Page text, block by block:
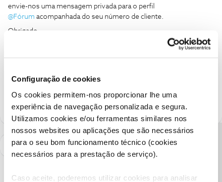
Configuração de cookies
Os cookies permitem-nos proporcionar lhe uma
experiência de navegação personalizada e segura.
Utilizamos cookies e/ou ferramentas similares nos
nossos websites ou aplicações que são necessários
para o seu bom funcionamento técnico (cookies
necessários para a prestação de serviço).
Caso aceite, poderemos utilizar cookies para analisar
envie-nos uma mensagem privada para o perfil
@Fórum acompanhada do seu número de cliente.
Obrigado
Siga os perfis da moderação, através da opção "Seguir", para estar
sempre a par das ultimas novidades.